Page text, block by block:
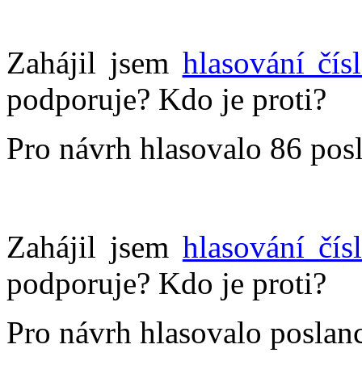
Zahájil jsem hlasování
podporuje? Kdo je proti?
Pro návrh hlasovalo 86
Zahájil jsem hlasování
podporuje? Kdo je proti?
Pro návrh hlasovalo